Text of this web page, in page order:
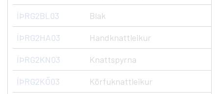
ÍÞRG2BL03 Blak
ÍÞRG2HA03 Handknattleikur
ÍÞRG2KN03 Knattspyrna
ÍÞRG2KÖ03 Körfuknattleikur